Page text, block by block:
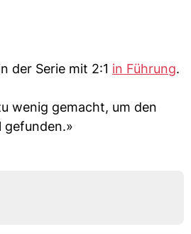
der Serie mit 2:1 in Führung.
wenig gemacht, um den
gefunden.»